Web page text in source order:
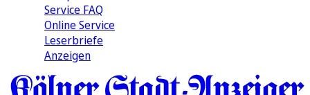
Service FAQ
Online Service
Leserbriefe
Anzeigen